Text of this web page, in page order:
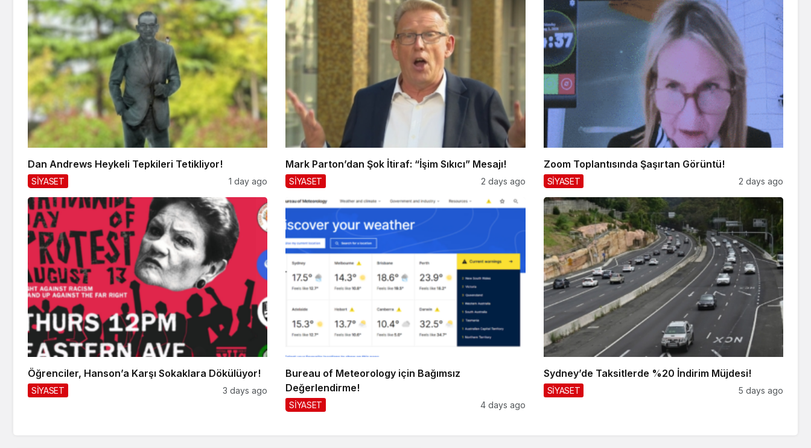
Dan Andrews Heykeli Tepkileri Tetikliyor!
SİYASET 1 day ago
Mark Parton’dan Şok İtiraf: “İşim Sıkıcı” Mesajı!
SİYASET 2 days ago
Zoom Toplantısında Şaşırtan Görüntü!
SİYASET 2 days ago
Öğrenciler, Hanson’a Karşı Sokaklara Dökülüyor!
SİYASET 3 days ago
Bureau of Meteorology için Bağımsız
Değerlendirme!
SİYASET 4 days ago
Sydney’de Taksitlerde %20 İndirim Müjdesi!
SİYASET 5 days ago